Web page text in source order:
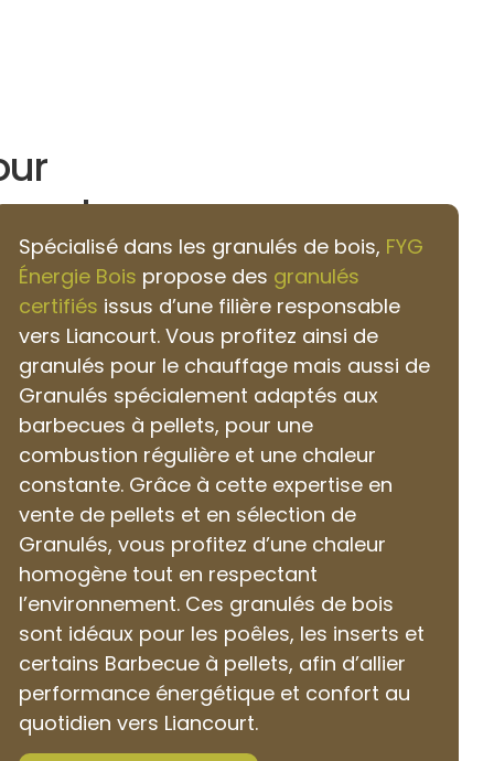
Spécialisé dans les granulés de bois, FYG
Énergie Bois propose des granulés
certifiés issus d’une filière responsable
vers Liancourt. Vous profitez ainsi de
granulés pour le chauffage mais aussi de
Granulés spécialement adaptés aux
barbecues à pellets, pour une
combustion régulière et une chaleur
constante. Grâce à cette expertise en
vente de pellets et en sélection de
Granulés, vous profitez d’une chaleur
homogène tout en respectant
l’environnement. Ces granulés de bois
sont idéaux pour les poêles, les inserts et
certains Barbecue à pellets, afin d’allier
performance énergétique et confort au
quotidien vers Liancourt.